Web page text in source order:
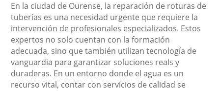
En la ciudad de Ourense, la reparación de roturas de
tuberías es una necesidad urgente que requiere la
intervención de profesionales especializados. Estos
expertos no solo cuentan con la formación
adecuada, sino que también utilizan tecnología de
vanguardia para garantizar soluciones reals y
duraderas. En un entorno donde el agua es un
recurso vital, contar con servicios de calidad se